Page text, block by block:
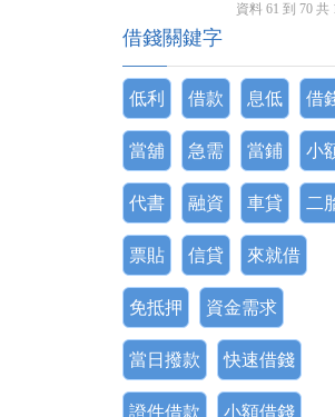
資料 61 到 70 共
借錢關鍵字
低利 借款 息低 借
當舖 急需 當鋪 小
代書 融資 車貸 二
票貼 信貸 來就借
免抵押 資金需求
當日撥款 快速借錢
證件借款 小額借錢